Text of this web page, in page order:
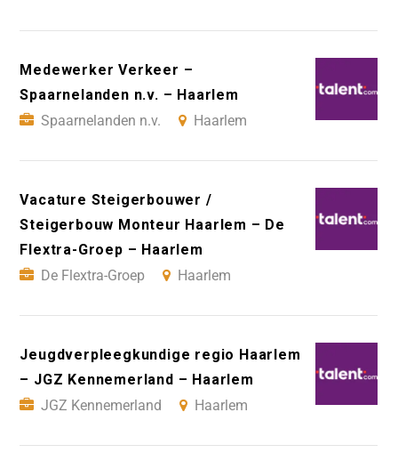
Medewerker Verkeer –
Spaarnelanden n.v. – Haarlem
Spaarnelanden n.v.
Haarlem
Vacature Steigerbouwer /
Steigerbouw Monteur Haarlem – De
Flextra-Groep – Haarlem
De Flextra-Groep
Haarlem
Jeugdverpleegkundige regio Haarlem
– JGZ Kennemerland – Haarlem
JGZ Kennemerland
Haarlem